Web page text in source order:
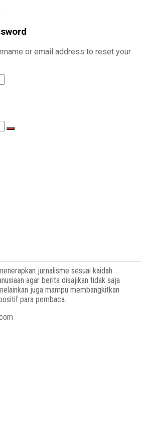
or email address to reset your
jurnalisme sesuai kaidah
agar berita disajikan tidak saja
juga mampu membangkitkan
para pembaca.